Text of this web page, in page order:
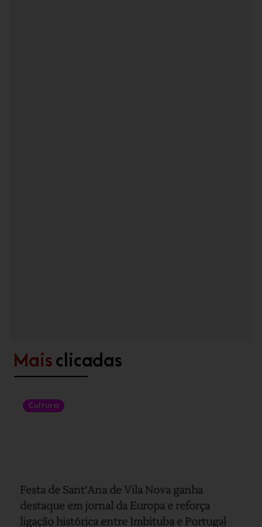
Mais clicadas
Cultura
Festa de Sant’Ana de Vila Nova ganha
destaque em jornal da Europa e reforça
ligação histórica entre Imbituba e Portugal